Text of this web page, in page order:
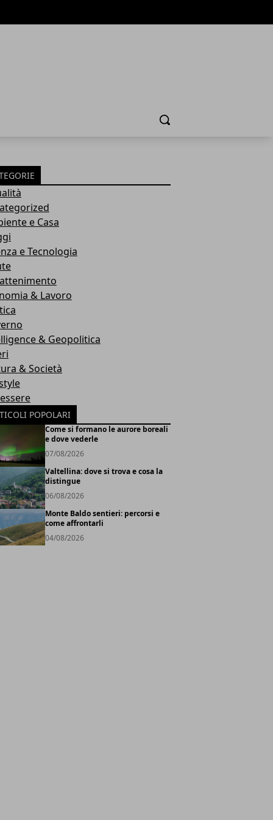
Cerca
e Casa
e Tecnologia
& Lavoro
& Geopolitica
& Società
POPOLARI
Come si formano le aurore boreali
e dove vederle
07/08/2026
Valtellina: dove si trova e cosa la
distingue
06/08/2026
Monte Baldo sentieri: percorsi e
come affrontarli
04/08/2026